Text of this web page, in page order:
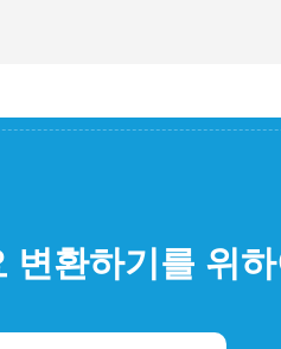
변환하기를 위하